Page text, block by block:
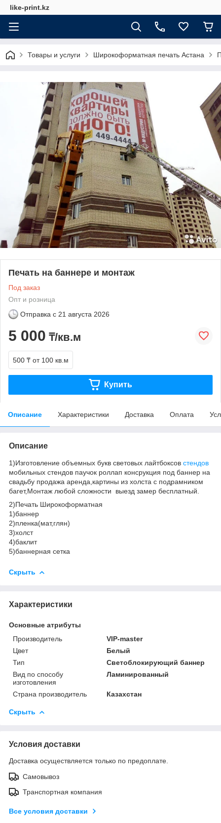
like-print.kz
Товары и услуги Широкоформатная печать Астана
Печать на баннере и монтаж
Под заказ
Опт и розница
Отправка с 21 августа 2026
5 000 ₸/кв.м
500 ₸ от 100 кв.м
Купить
Описание Характеристики Доставка Оплата
Описание
1)Изготовление объемных букв световых лайтбоксов стендов
мобильных стендов паучок роллап консрукция под баннер на
свадьбу продажа аренда,картины из холста с подрамником
багет,Монтаж любой сложности выезд замер бесплатный.
2)Печать Широкоформатная
1)баннер
2)пленка(мат,глян)
3)холст
4)баклит
5)баннерная сетка
Скрыть
Характеристики
Основные атрибуты
Производитель
VIP-master
Цвет
Белый
Тип
Светоблокирующий баннер
Вид по способу
изготовления
Ламинированный
Страна производитель Казахстан
Скрыть
Условия доставки
Доставка осуществляется только по предоплате.
Самовывоз
Транспортная компания
Все условия доставки